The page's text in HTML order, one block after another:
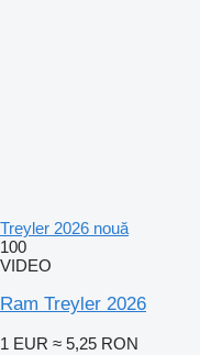
Treyler 2026 nouă
100
VIDEO
Ram Treyler 2026
1 EUR ≈ 5,25 RON